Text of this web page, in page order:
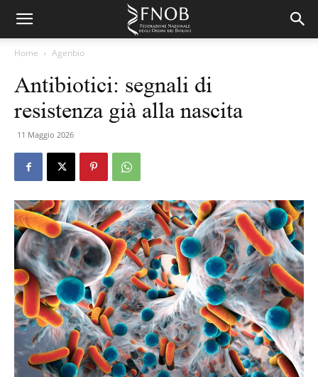
Home Agenbio
Antibiotici: segnali di
resistenza già alla nascita
11 Maggio 2026